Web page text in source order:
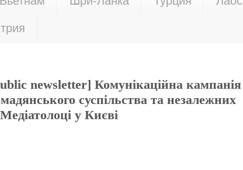
newsletter] Комунікаційна кампанія
суспільства та незалежних
у Києві